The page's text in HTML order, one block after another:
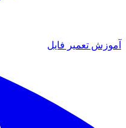
آموزش تعمیر فایل